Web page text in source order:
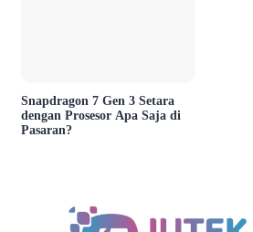
Snapdragon 7 Gen 3 Setara
dengan Prosesor Apa Saja di
Pasaran?